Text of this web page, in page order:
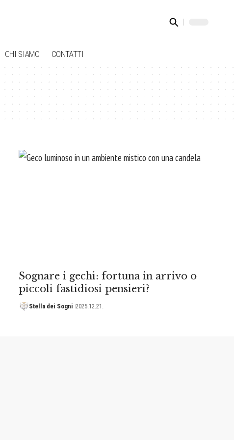
CHI SIAMO CONTATTI
Sognare i gechi: fortuna in arrivo o
piccoli fastidiosi pensieri?
Stella dei Sogni 2025.12.21.